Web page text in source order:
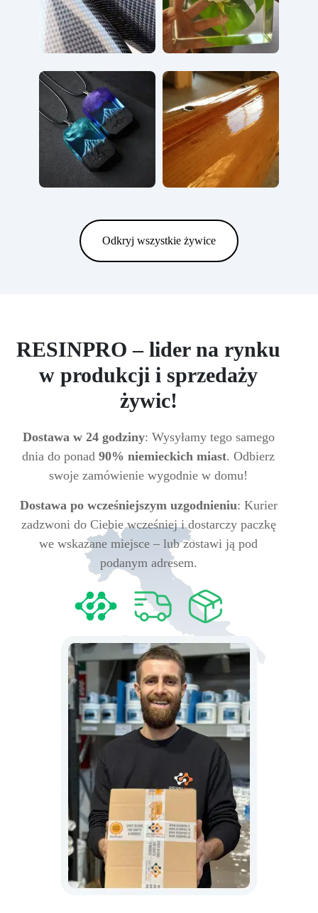
Odkryj wszystkie żywice
RESINPRO – lider na rynku
w produkcji i sprzedaży
żywic!
Dostawa w 24 godziny: Wysyłamy tego samego
dnia do ponad 90% niemieckich miast. Odbierz
swoje zamówienie wygodnie w domu!
Dostawa po wcześniejszym uzgodnieniu: Kurier
zadzwoni do Ciebie wcześniej i dostarczy paczkę
we wskazane miejsce – lub zostawi ją pod
podanym adresem.